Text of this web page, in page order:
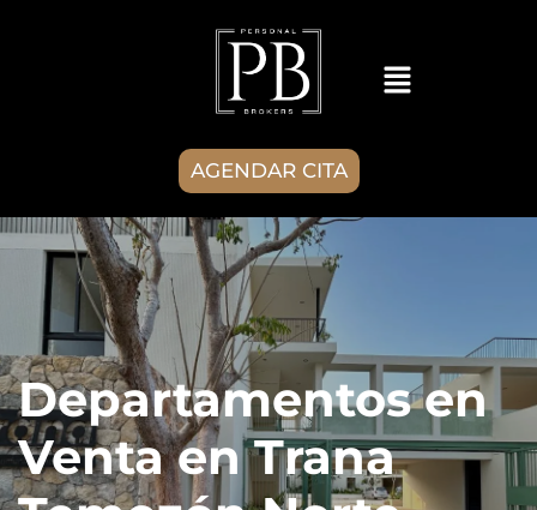
AGENDAR CITA
Departamentos en
Venta en Trana